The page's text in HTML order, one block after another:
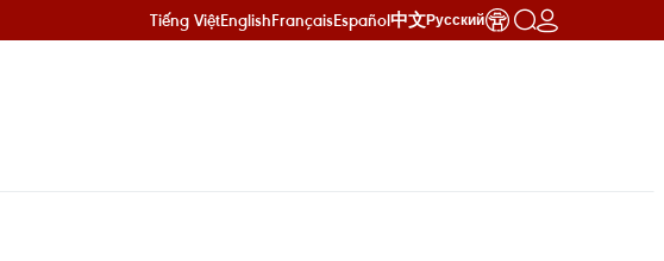
Tiếng ViệtEnglishFrançaisEspañol中文Русский